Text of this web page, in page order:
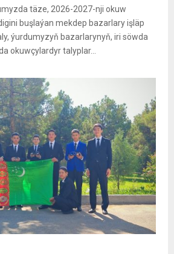
täze, 2026-2027-nji okuw
buşlaýan mekdep bazarlary işläp
ýurdumyzyň bazarlarynyň, iri söwda
okuwçylardyr talyplar...